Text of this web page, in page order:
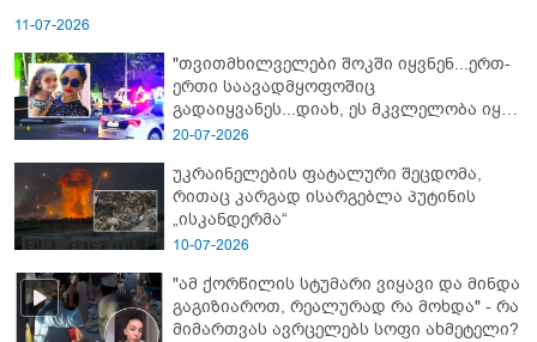
11-07-2026
"თვითმხილველები შოკში იყვნენ...ერთ-
ერთი საავადმყოფოშიც
გადაიყვანეს...დიახ, ეს მკვლელობა იყო"
- გორში დატრიალებული ტრაგედიის
20-07-2026
უკრაინელების ფატალური შეცდომა,
რითაც კარგად ისარგებლა პუტინის
„ისკანდერმა“
10-07-2026
"ამ ქორწილის სტუმარი ვიყავი და მინდა
გაგიზიაროთ, რეალურად რა მოხდა" - რა
მიმართვას ავრცელებს სოფი ახმეტელი?